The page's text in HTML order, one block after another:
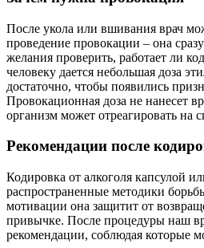
После укола или вшивания врач
проведение провокации – она
желания проверить, работает ли
человеку дается небольшая доза
достаточно, чтобы появились
Провокационная доза не нанесет
организм может отреагировать на
Рекомендации после
Кодировка от алкоголя капсулой
распространенные методики
мотивации она защитит от
привычке. После процедуры наш
рекомендации, соблюдая которые